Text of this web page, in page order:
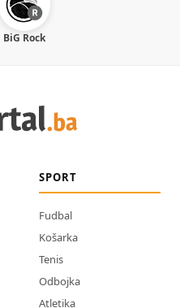
BiG Rock
SPORT
Fudbal
Košarka
Tenis
Odbojka
Atletika